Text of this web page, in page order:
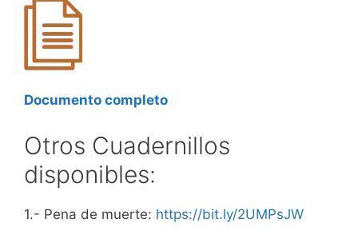
Documento completo
Otros Cuadernillos
disponibles:
1.- Pena de muerte: https://bit.ly/2UMPsJW